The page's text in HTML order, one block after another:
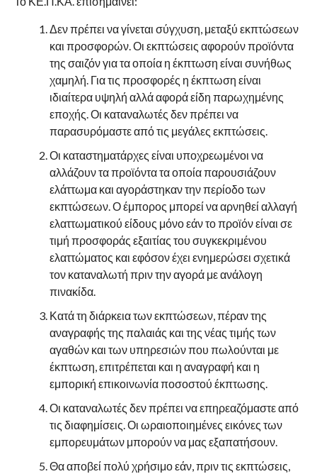
Δεν πρέπει να γίνεται σύγχυση, μεταξύ εκπτώσεων
και προσφορών. Οι εκπτώσεις αφορούν προϊόντα
της σαιζόν για τα οποία η έκπτωση είναι συνήθως
χαμηλή. Για τις προσφορές η έκπτωση είναι
ιδιαίτερα υψηλή αλλά αφορά είδη παρωχημένης
εποχής. Οι καταναλωτές δεν πρέπει να
παρασυρόμαστε από τις μεγάλες εκπτώσεις.
Οι καταστηματάρχες είναι υποχρεωμένοι να
αλλάζουν τα προϊόντα τα οποία παρουσιάζουν
ελάττωμα και αγοράστηκαν την περίοδο των
εκπτώσεων. Ο έμπορος μπορεί να αρνηθεί αλλαγή
ελαττωματικού είδους μόνο εάν το προϊόν είναι σε
τιμή προσφοράς εξαιτίας του συγκεκριμένου
ελαττώματος και εφόσον έχει ενημερώσει σχετικά
τον καταναλωτή πριν την αγορά με ανάλογη
πινακίδα.
Κατά τη διάρκεια των εκπτώσεων, πέραν της
αναγραφής της παλαιάς και της νέας τιμής των
αγαθών και των υπηρεσιών που πωλούνται με
έκπτωση, επιτρέπεται και η αναγραφή και η
εμπορική επικοινωνία ποσοστού έκπτωσης.
Οι καταναλωτές δεν πρέπει να επηρεαζόμαστε από
τις διαφημίσεις. Οι ωραιοποιημένες εικόνες των
εμπορευμάτων μπορούν να μας εξαπατήσουν.
Θα αποβεί πολύ χρήσιμο εάν, πριν τις εκπτώσεις,